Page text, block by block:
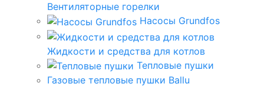
Вентиляторные горелки
Насосы Grundfos
Жидкости и средства для котлов
Тепловые пушки
Газовые тепловые пушки Ballu